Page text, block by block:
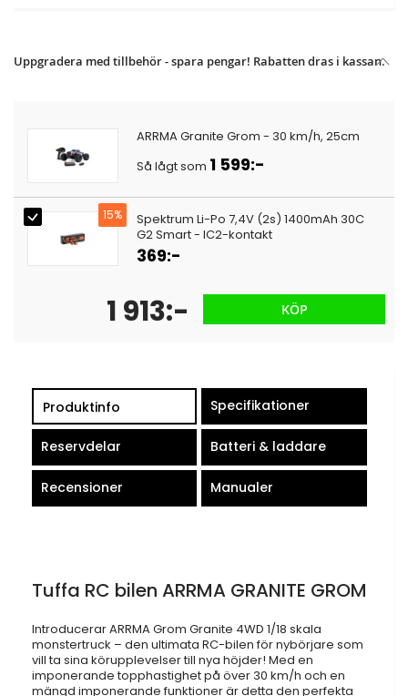
Uppgradera med tillbehör - spara pengar! Rabatten dras i kassan.
ARRMA Granite Grom - 30 km/h, 25cm
Så lågt som 1 599:-
15%
Spektrum Li-Po 7,4V (2s) 1400mAh 30C
G2 Smart - IC2-kontakt
369:-
1 913:- KÖP
Produktinfo
Tuffa RC bilen ARRMA GRANITE GROM
Introducerar ARRMA Grom Granite 4WD 1/18 skala
monstertruck – den ultimata RC-bilen för nybörjare som
vill ta sina körupplevelser till nya höjder! Med en
imponerande topphastighet på över 30 km/h och en
mängd imponerande funktioner är detta den perfekta
Specifikationer
Reservdelar Batteri & laddare
Recensioner Manualer